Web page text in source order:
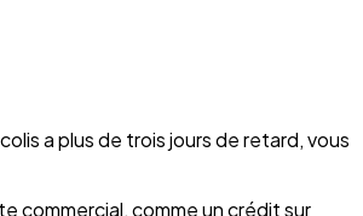
a plus de trois jours de retard, vous
commercial, comme un crédit sur